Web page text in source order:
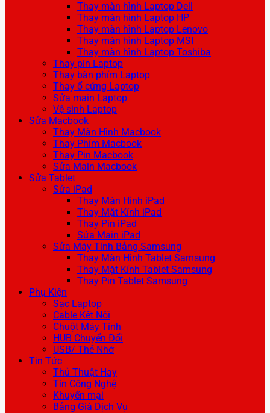
Thay màn hình Laptop Dell
Thay màn hình Laptop HP
Thay màn hình Laptop Lenovo
Thay màn hình Laptop MSI
Thay màn hình Laptop Toshiba
Thay pin Laptop
Thay bàn phím Laptop
Thay ổ cứng Laptop
Sửa main Laptop
Vệ sinh Laptop
Sửa Macbook
Thay Màn Hình Macbook
Thay Phím Macbook
Thay Pin Macbook
Sửa Main Macbook
Sửa Tablet
Sửa iPad
Thay Màn Hình iPad
Thay Mặt Kính iPad
Thay Pin iPad
Sửa Main iPad
Sửa Máy Tính Bảng Samsung
Thay Màn Hình Tablet Samsung
Thay Mặt Kính Tablet Samsung
Thay Pin Tablet Samsung
Phụ Kiện
Sạc Laptop
Cable Kết Nối
Chuột Máy Tính
HUB Chuyển Đổi
USB/ Thẻ Nhớ
Tin Tức
Thủ Thuật Hay
Tin Công Nghệ
Khuyến mại
Bảng Giá Dịch Vụ